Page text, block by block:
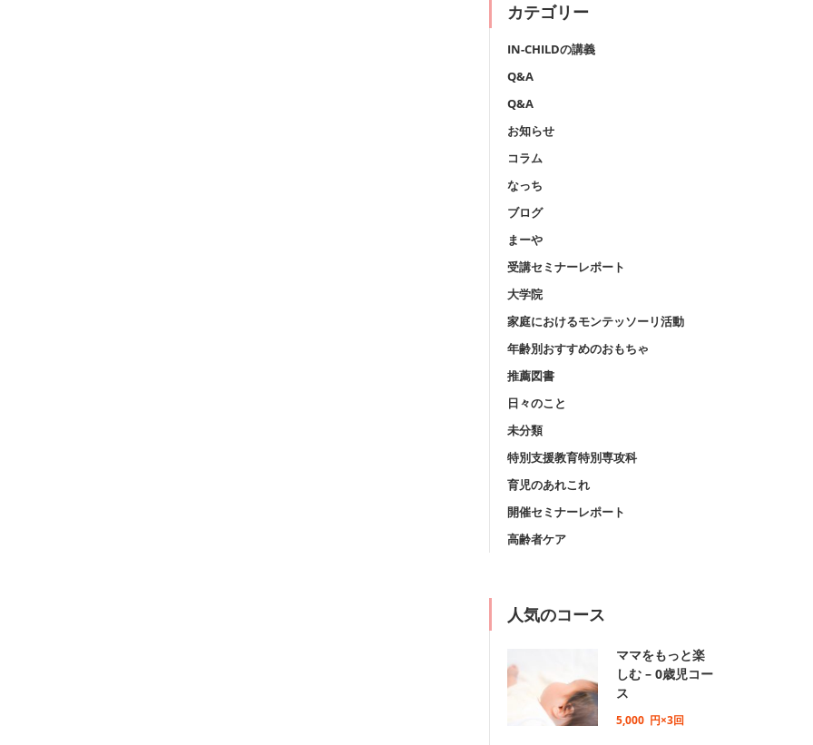
カテゴリー
IN-CHILDの講義
Q&A
Q&A
お知らせ
コラム
なっち
ブログ
まーや
受講セミナーレポート
大学院
家庭におけるモンテッソーリ活動
年齢別おすすめのおもちゃ
推薦図書
日々のこと
未分類
特別支援教育特別専攻科
育児のあれこれ
開催セミナーレポート
高齢者ケア
人気のコース
ママをもっと楽
しむ – 0歳児コー
ス
5,000 円×3回